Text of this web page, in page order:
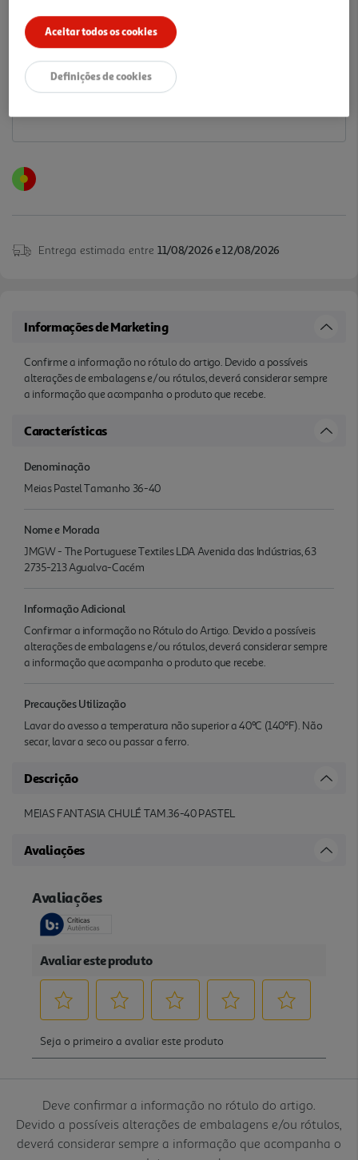
12,00 €
Notas de preparação
Entrega estimada entre 11/08/2026 e 12/08/2026
Informações de Marketing
Confirme a informação no rótulo do artigo. Devido a possíveis
alterações de embalagens e/ou rótulos, deverá considerar sempre
a informação que acompanha o produto que recebe.
Características
Denominação
Meias Pastel Tamanho 36-40
Nome e Morada
JMGW - The Portuguese Textiles LDA Avenida das Indústrias, 63
2735-213 Agualva-Cacém
Informação Adicional
Confirmar a informação no Rótulo do Artigo. Devido a possíveis
alterações de embalagens e/ou rótulos, deverá considerar sempre
a informação que acompanha o produto que recebe.
Precauções Utilização
Lavar do avesso a temperatura não superior a 40ºC (140ºF). Não
secar, lavar a seco ou passar a ferro.
Descrição
MEIAS FANTASIA CHULÉ TAM.36-40 PASTEL
Avaliações
Deve confirmar a informação no rótulo do artigo.
Devido a possíveis alterações de embalagens e/ou rótulos,
deverá considerar sempre a informação que acompanha o
Aceitar todos os cookies
Definições de cookies